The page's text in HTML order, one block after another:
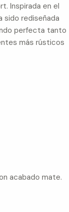
Inspirada en el
sido rediseñada
perfecta tanto
más rústicos
acabado mate.